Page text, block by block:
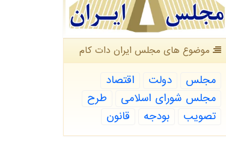
موضوع های مجلس ایران دات كام
مجلس دولت
اقتصاد
مجلس شورای اسلامی
طرح
تصویب
بودجه قانون